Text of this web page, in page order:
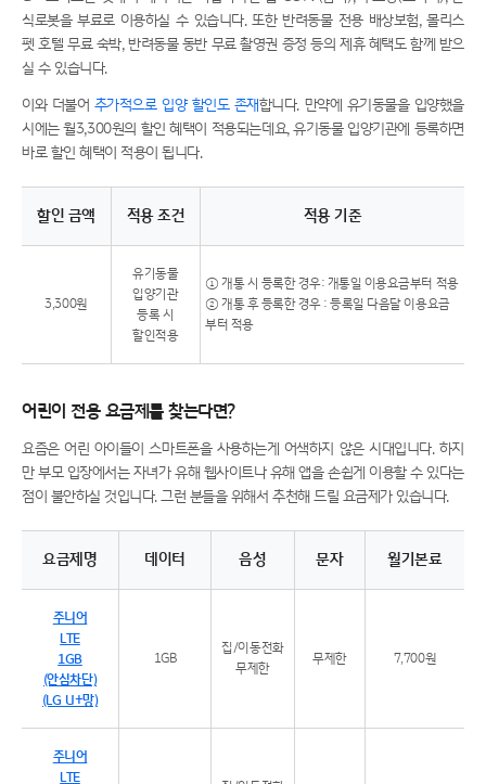
식로봇을 부료로 이용하실 수 있습니다. 또한 반려동물 전용 배상보험, 몰리스
펫 호텔 무료 숙박, 반려동물 동반 무료 촬영권 증정 등의 제휴 혜택도 함께 받으
실 수 있습니다.
이와 더불어 추가적으로 입양 할인도 존재합니다. 만약에 유기동물을 입양했을
시에는 월3,300원의 할인 혜택이 적용되는데요, 유기동물 입양기관에 등록하면
바로 할인 혜택이 적용이 됩니다.
할인 금액 적용 조건 적용 기준
3,300원
유기동물
입양기관
등록 시
할인적용
① 개통 시 등록한 경우: 개통일 이용요금부터 적용
② 개통 후 등록한 경우 : 등록일 다음달 이용요금
부터 적용
어린이 전용 요금제를 찾는다면?
요즘은 어린 아이들이 스마트폰을 사용하는게 어색하지 않은 시대입니다. 하지
만 부모 입장에서는 자녀가 유해 웹사이트나 유해 앱을 손쉽게 이용할 수 있다는
점이 불안하실 것입니다. 그런 분들을 위해서 추천해 드릴 요금제가 있습니다.
요금제명 데이터 음성 문자 월기본료
주니어
LTE
1GB
(안심차단)
(LG U+망)
1GB
집/이동전화
무제한
무제한 7,700원
주니어
LTE